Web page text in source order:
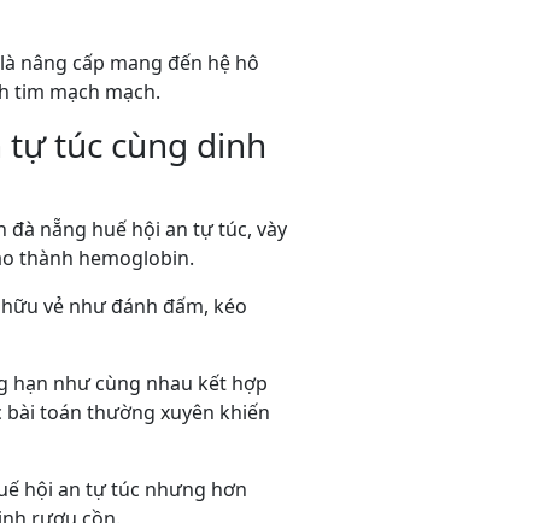
nâng cấp mang đến hệ hô
tim mạch mạch.
túc cùng dinh
nẵng huế hội an tự túc, vày
thành hemoglobin.
vẻ như đánh đấm, kéo
hạn như cùng nhau kết hợp
toán thường xuyên khiến
hội an tự túc nhưng hơn